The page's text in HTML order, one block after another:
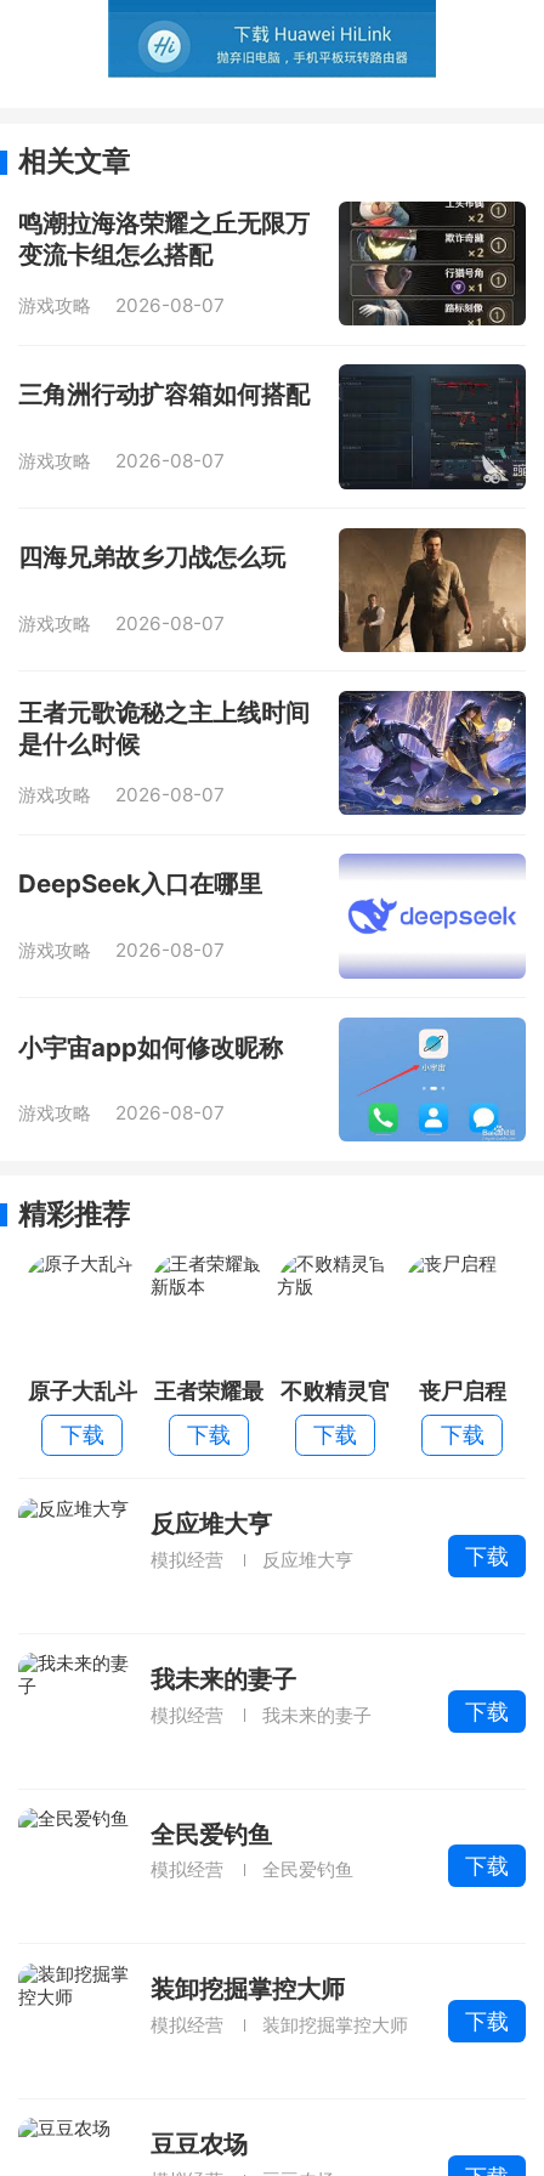
相关文章
鸣潮拉海洛荣耀之丘无限万
变流卡组怎么搭配
游戏攻略 2026-08-07
三角洲行动扩容箱如何搭配
游戏攻略 2026-08-07
四海兄弟故乡刀战怎么玩
游戏攻略 2026-08-07
王者元歌诡秘之主上线时间
是什么时候
游戏攻略 2026-08-07
DeepSeek入口在哪里
游戏攻略 2026-08-07
小宇宙app如何修改昵称
游戏攻略 2026-08-07
精彩推荐
原子大乱斗
下载
王者荣耀最
新版本
下载
不败精灵官
方版
下载
丧尸启程
下载
反应堆大亨
模拟经营 反应堆大亨 下载
我未来的妻子
模拟经营 我未来的妻子 下载
全民爱钓鱼
模拟经营 全民爱钓鱼 下载
装卸挖掘掌控大师
模拟经营 装卸挖掘掌控大师 下载
豆豆农场